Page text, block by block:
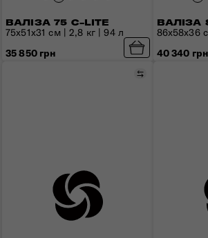
ВАЛІЗА 75 C-LITE
75x51x31 см | 2,8 кг | 94 л
35 850 грн
ВАЛІЗА
86x58x36
40 340 грн
Порівняти